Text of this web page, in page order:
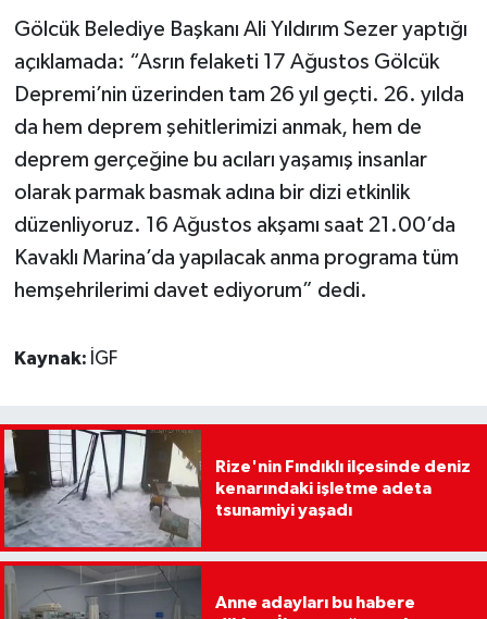
Gölcük Belediye Başkanı Ali Yıldırım Sezer yaptığı
açıklamada: “Asrın felaketi 17 Ağustos Gölcük
Depremi’nin üzerinden tam 26 yıl geçti. 26. yılda
da hem deprem şehitlerimizi anmak, hem de
deprem gerçeğine bu acıları yaşamış insanlar
olarak parmak basmak adına bir dizi etkinlik
düzenliyoruz. 16 Ağustos akşamı saat 21.00’da
Kavaklı Marina’da yapılacak anma programa tüm
hemşehrilerimi davet ediyorum” dedi.
Kaynak: İGF
Rize'nin Fındıklı ilçesinde deniz
kenarındaki işletme adeta
tsunamiyi yaşadı
Anne adayları bu habere